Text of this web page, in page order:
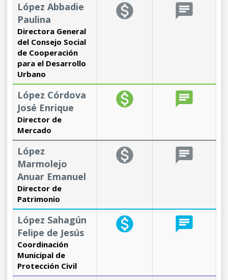
López Abbadie
Paulina
Directora General
del Consejo Social
de Cooperación
para el Desarrollo
Urbano
monetization_on chat
López Córdova
José Enrique
Director de
Mercado
monetization_on chat
López
Marmolejo
Anuar Emanuel
Director de
Patrimonio
monetization_on chat
López Sahagún
Felipe de Jesús
Coordinación
Municipal de
Protección Civil
monetization_on chat